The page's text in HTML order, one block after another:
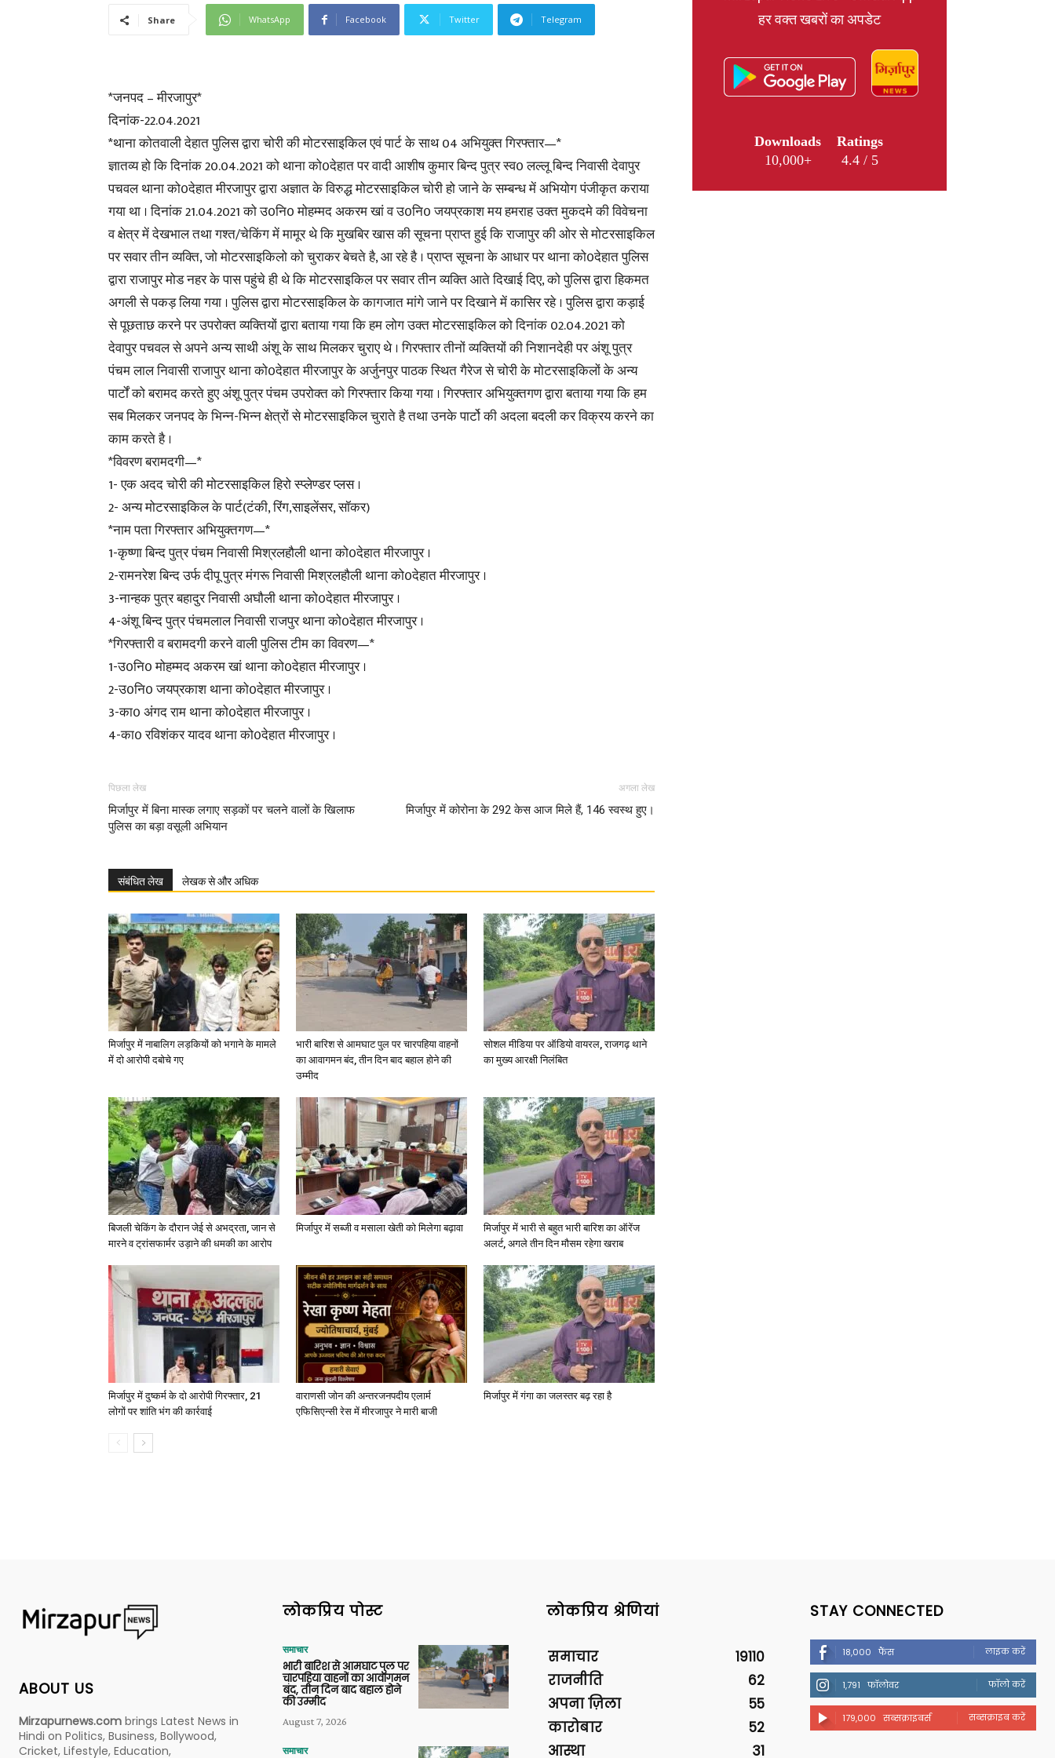
Latest
News
in
News
Share WhatsApp Facebook Twitter Telegram
*जनपद – मीरजापुर*
दिनांक-22.04.2021
*थाना कोतवाली देहात पुलिस द्वारा चोरी की मोटरसाइकिल एवं पार्ट के साथ 04 अभियुक्त गिरफ्तार—*
ज्ञातव्य हो कि दिनांक 20.04.2021 को थाना को0देहात पर वादी आशीष कुमार बिन्द पुत्र स्व0 लल्लू बिन्द निवासी देवापुर
पचवल थाना को0देहात मीरजापुर द्वारा अज्ञात के विरुद्ध मोटरसाइकिल चोरी हो जाने के सम्बन्ध में अभियोग पंजीकृत कराया
गया था । दिनांक 21.04.2021 को उ0नि0 मोहम्मद अकरम खां व उ0नि0 जयप्रकाश मय हमराह उक्त मुकदमे की विवेचना
व क्षेत्र में देखभाल तथा गश्त/चेकिंग में मामूर थे कि मुखबिर खास की सूचना प्राप्त हुई कि राजापुर की ओर से मोटरसाइकिल
पर सवार तीन व्यक्ति, जो मोटरसाइकिलो को चुराकर बेचते है, आ रहे है । प्राप्त सूचना के आधार पर थाना को0देहात पुलिस
द्वारा राजापुर मोड नहर के पास पहुंचे ही थे कि मोटरसाइकिल पर सवार तीन व्यक्ति आते दिखाई दिए, को पुलिस द्वारा हिकमत
अगली से पकड़ लिया गया । पुलिस द्वारा मोटरसाइकिल के कागजात मांगे जाने पर दिखाने में कासिर रहे । पुलिस द्वारा कड़ाई
से पूछताछ करने पर उपरोक्त व्यक्तियों द्वारा बताया गया कि हम लोग उक्त मोटरसाइकिल को दिनांक 02.04.2021 को
देवापुर पचवल से अपने अन्य साथी अंशू के साथ मिलकर चुराए थे । गिरफ्तार तीनों व्यक्तियों की निशानदेही पर अंशू पुत्र
पंचम लाल निवासी राजापुर थाना को0देहात मीरजापुर के अर्जुनपुर पाठक स्थित गैरेज से चोरी के मोटरसाइकिलों के अन्य
पार्टों को बरामद करते हुए अंशू पुत्र पंचम उपरोक्त को गिरफ्तार किया गया । गिरफ्तार अभियुक्तगण द्वारा बताया गया कि हम
सब मिलकर जनपद के भिन्न-भिन्न क्षेत्रों से मोटरसाइकिल चुराते है तथा उनके पार्टो की अदला बदली कर विक्रय करने का
काम करते है ।
*विवरण बरामदगी—*
1- एक अदद चोरी की मोटरसाइकिल हिरो स्प्लेण्डर प्लस ।
2- अन्य मोटरसाइकिल के पार्ट(टंकी, रिंग,साइलेंसर, सॉकर)
*नाम पता गिरफ्तार अभियुक्तगण—*
1-कृष्णा बिन्द पुत्र पंचम निवासी मिश्रलहौली थाना को0देहात मीरजापुर ।
2-रामनरेश बिन्द उर्फ दीपू पुत्र मंगरू निवासी मिश्रलहौली थाना को0देहात मीरजापुर ।
3-नान्हक पुत्र बहादुर निवासी अघौली थाना को0देहात मीरजापुर ।
4-अंशू बिन्द पुत्र पंचमलाल निवासी राजपुर थाना को0देहात मीरजापुर ।
*गिरफ्तारी व बरामदगी करने वाली पुलिस टीम का विवरण—*
1-उ0नि0 मोहम्मद अकरम खां थाना को0देहात मीरजापुर ।
2-उ0नि0 जयप्रकाश थाना को0देहात मीरजापुर ।
3-का0 अंगद राम थाना को0देहात मीरजापुर ।
4-का0 रविशंकर यादव थाना को0देहात मीरजापुर ।
पिछला लेख
मिर्जापुर में बिना मास्क लगाए सड़कों पर चलने वालों के खिलाफ
पुलिस का बड़ा वसूली अभियान
अगला लेख
मिर्जापुर में कोरोना के 292 केस आज मिले हैं, 146 स्वस्थ हुए।
संबंधित लेख लेखक से और अधिक
मिर्जापुर में नाबालिग लड़कियों को भगाने के मामले
में दो आरोपी दबोचे गए
भारी बारिश से आमघाट पुल पर चारपहिया वाहनों
का आवागमन बंद, तीन दिन बाद बहाल होने की
उम्मीद
सोशल मीडिया पर ऑडियो वायरल, राजगढ़ थाने
का मुख्य आरक्षी निलंबित
बिजली चेकिंग के दौरान जेई से अभद्रता, जान से
मारने व ट्रांसफार्मर उड़ाने की धमकी का आरोप
मिर्जापुर में सब्जी व मसाला खेती को मिलेगा बढ़ावा
मिर्जापुर में भारी से बहुत भारी बारिश का ऑरेंज
अलर्ट, अगले तीन दिन मौसम रहेगा खराब
मिर्जापुर में दुष्कर्म के दो आरोपी गिरफ्तार, 21
लोगों पर शांति भंग की कार्रवाई
वाराणसी जोन की अन्तरजनपदीय एलार्म
एफिसिएन्सी रेस में मीरजापुर ने मारी बाजी
मिर्जापुर में गंगा का जलस्तर बढ़ रहा है
हर वक्त खबरों का अपडेट
Downloads
10,000+
Ratings
4.4 / 5
ABOUT US
Mirzapurnews.com brings Latest News in
Hindi on Politics, Business, Bollywood,
Cricket, Lifestyle, Education,
लोकप्रिय पोस्ट
समाचार
भारी बारिश से आमघाट पुल पर
चारपहिया वाहनों का आवागमन
बंद, तीन दिन बाद बहाल होने
की उम्मीद
August 7, 2026
समाचार
लोकप्रिय श्रेणियां
समाचार
19110
राजनीति
62
अपना ज़िला
55
कारोबार
52
आस्था
31
STAY CONNECTED
18,000 फैंस लाइक करें
1,791 फॉलोवर फॉलो करें
179,000 सब्सक्राइबर्स सब्सक्राइब करें